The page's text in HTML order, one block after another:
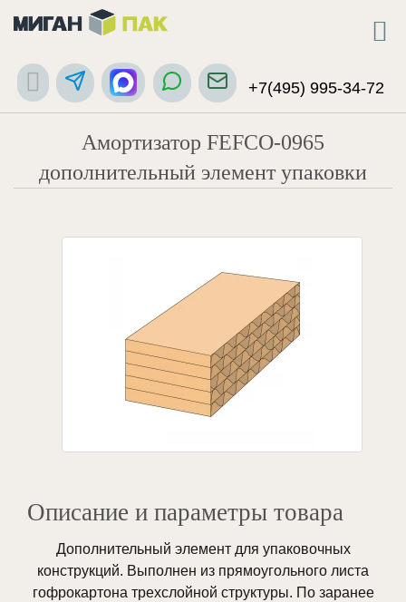
+7(495) 995-34-72
Амортизатор FEFCO-0965
дополнительный элемент упаковки
Описание и параметры товара
Дополнительный элемент для упаковочных
конструкций. Выполнен из прямоугольного листа
гофрокартона трехслойной структуры. По заранее